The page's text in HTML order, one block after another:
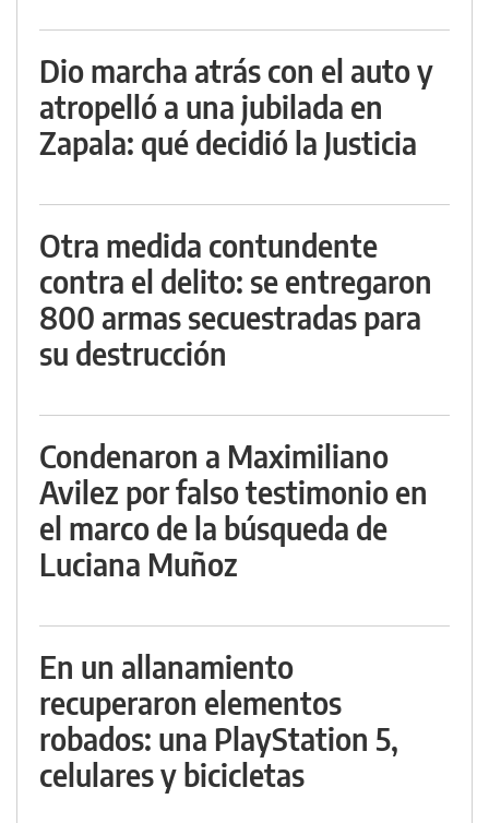
Dio marcha atrás con el auto y
atropelló a una jubilada en
Zapala: qué decidió la Justicia
Otra medida contundente
contra el delito: se entregaron
800 armas secuestradas para
su destrucción
Condenaron a Maximiliano
Avilez por falso testimonio en
el marco de la búsqueda de
Luciana Muñoz
En un allanamiento
recuperaron elementos
robados: una PlayStation 5,
celulares y bicicletas